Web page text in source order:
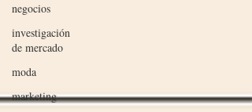
negocios
investigación
de mercado
moda
marketing